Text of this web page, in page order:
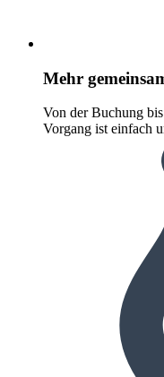
Mehr
Von der Buchung
Vorgang ist einfach